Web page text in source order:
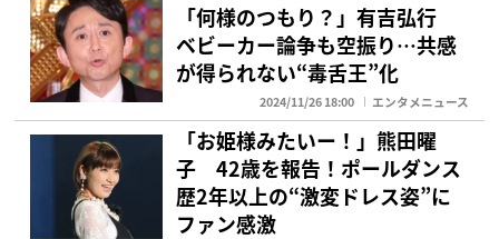
「何様のつもり？」有吉弘行
ベビーカー論争も空振り…共感
が得られない“毒舌王”化
2024/11/26 18:00 エンタメニュース
「お姫様みたいー！」熊田曜
子 42歳を報告！ポールダンス
歴2年以上の“激変ドレス姿”に
ファン感激